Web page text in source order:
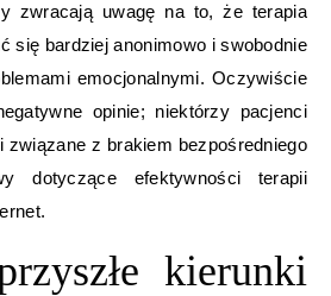
zwracają uwagę na to, że terapia
się bardziej anonimowo i swobodnie
emocjonalnymi. Oczywiście
opinie; niektórzy pacjenci
związane z brakiem bezpośredniego
dotyczące efektywności terapii
kierunki